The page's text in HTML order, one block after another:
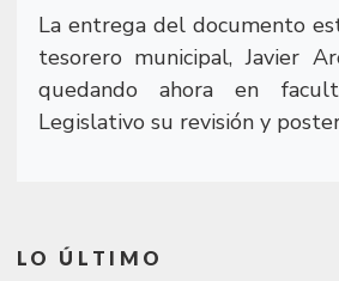
La entrega del documento
tesorero municipal, Javier
quedando ahora en
Legislativo su revisión y
LO ÚLTIMO